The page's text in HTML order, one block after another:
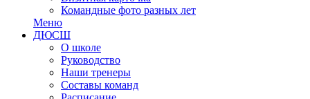
Командные фото разных лет
Меню
ДЮСШ
О школе
Руководство
Наши тренеры
Составы команд